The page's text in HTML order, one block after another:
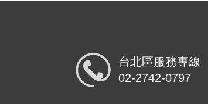
台北區服務專線
02-2742-0797